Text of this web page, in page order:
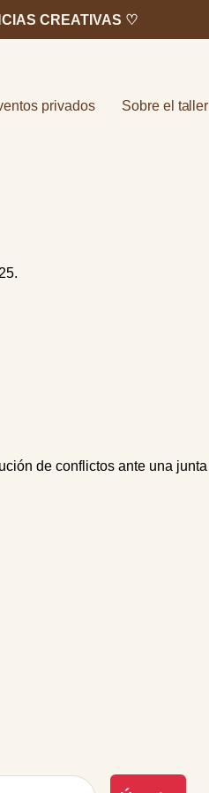
CREATIVAS ♡
privados Sobre el taller
de conflictos ante una